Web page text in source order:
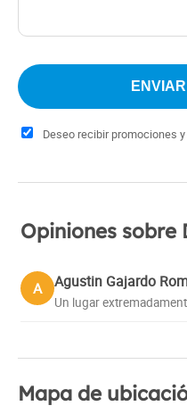
Wi-Fi gratis
Deseo recibir promociones
Opiniones sobre
A Agustin Gajardo
Un lugar
Mapa de